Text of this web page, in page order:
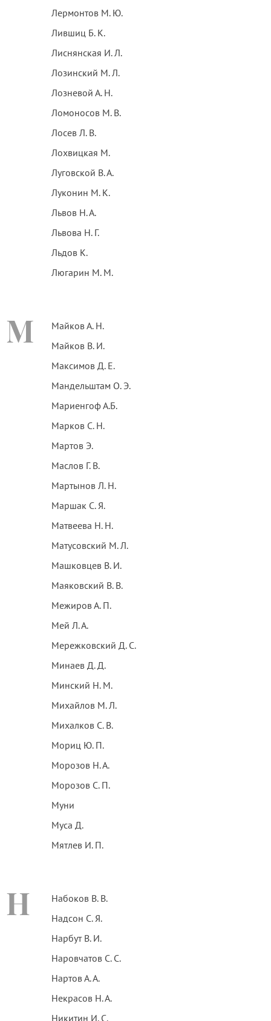
Лермонтов М. Ю.
Лившиц Б. К.
Лиснянская И. Л.
Лозинский М. Л.
Лозневой А. Н.
Ломоносов М. В.
Лосев Л. В.
Лохвицкая М.
Луговской В. А.
Луконин М. К.
Львов Н. А.
Львова Н. Г.
Льдов К.
Люгарин М. М.
М
Майков А. Н.
Майков В. И.
Максимов Д. Е.
Мандельштам О. Э.
Мариенгоф А.Б.
Марков С. Н.
Мартов Э.
Маслов Г. В.
Мартынов Л. Н.
Маршак С. Я.
Матвеева Н. Н.
Матусовский М. Л.
Машковцев В. И.
Маяковский В. В.
Межиров А. П.
Мей Л. А.
Мережковский Д. С.
Минаев Д. Д.
Минский Н. М.
Михайлов М. Л.
Михалков С. В.
Мориц Ю. П.
Морозов Н. А.
Морозов С. П.
Муни
Муса Д.
Мятлев И. П.
Н
Набоков В. В.
Надсон С. Я.
Нарбут В. И.
Наровчатов С. С.
Нартов А. А.
Некрасов Н. А.
Никитин И. С.